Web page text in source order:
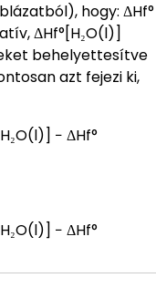
hogy: ΔHf°
ΔHf°[H₂O(l)]
behelyettesítve
azt fejezi ki,
− ΔHf°
− ΔHf°